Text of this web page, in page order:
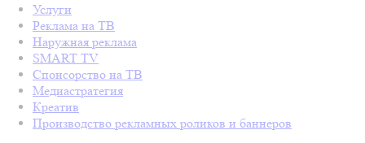
Услуги
Реклама на ТВ
Наружная реклама
SMART TV
Спонсорство на ТВ
Медиастратегия
Креатив
Производство рекламных роликов и баннеров